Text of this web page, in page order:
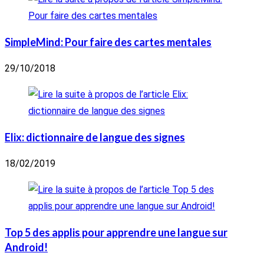
SimpleMind: Pour faire des cartes mentales
29/10/2018
Elix: dictionnaire de langue des signes
18/02/2019
Top 5 des applis pour apprendre une langue sur
Android!